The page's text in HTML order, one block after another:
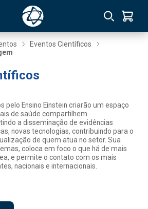
Eventos Científicos
pelo Ensino Einstein criarão um espaço
de saúde compartilhem
a disseminação de evidências
novas tecnologias, contribuindo para o
de quem atua no setor. Sua
coloca em foco o que há de mais
e permite o contato com os mais
nacionais e internacionais.